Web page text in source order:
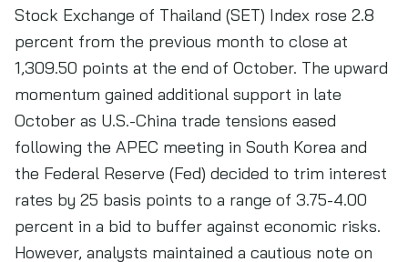
Stock Exchange of Thailand (SET) Index rose 2.8
percent from the previous month to close at
1,309.50 points at the end of October. The upward
momentum gained additional support in late
October as U.S.-China trade tensions eased
following the APEC meeting in South Korea and
the Federal Reserve (Fed) decided to trim interest
rates by 25 basis points to a range of 3.75-4.00
percent in a bid to buffer against economic risks.
However, analysts maintained a cautious note on